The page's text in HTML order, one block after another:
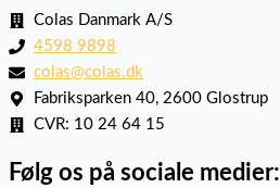
Colas Danmark A/S
4598 9898
colas@colas.dk
Fabriksparken 40, 2600 Glostrup
CVR: 10 24 64 15
Følg os på sociale medier: